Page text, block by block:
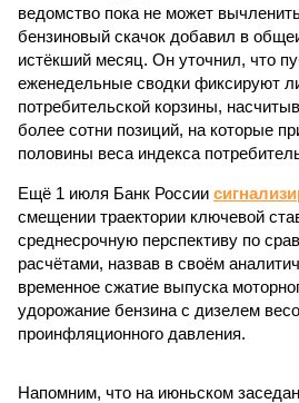
ведомство пока не может
бензиновый скачок добавил в
истёкший месяц. Он уточнил, что
еженедельные сводки фиксируют
потребительской корзины,
более сотни позиций, на которые
половины веса индекса
Ещё 1 июля Банк России
смещении траектории ключевой
среднесрочную перспективу по
расчётами, назвав в своём
временное сжатие выпуска
удорожание бензина с дизелем
проинфляционного давления.
Напомним, что на июньском